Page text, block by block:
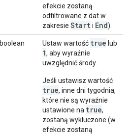
efekcie zostaną
odfiltrowane z dat w
zakresie Starti End).
boolean Ustaw wartość true lub
1, aby wyraźnie
uwzględnić środy.
Jeśli ustawisz wartość
true, inne dni tygodnia,
które nie są wyraźnie
ustawione na true,
zostaną wykluczone (w
efekcie zostaną